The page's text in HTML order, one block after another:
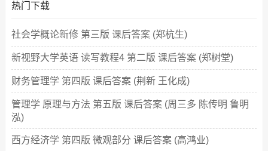
热门下载
社会学概论新修 第三版 课后答案 (郑杭生)
新视野大学英语 读写教程4 第二版 课后答案 (郑树堂)
财务管理学 第四版 课后答案 (荆新 王化成)
管理学 原理与方法 第五版 课后答案 (周三多 陈传明 鲁明
泓)
西方经济学 第四版 微观部分 课后答案 (高鸿业)